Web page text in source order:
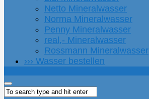
Netto Mineralwasser
Norma Mineralwasser
Penny Mineralwasser
real,- Mineralwasser
Rossmann Mineralwasser
››› Wasser bestellen